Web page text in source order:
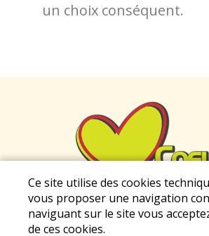
un choix conséquent.
Mentions légales|
Ce site utilise des cookies
vous proposer une navigation
naviguant sur le site vous
de ces cookies.